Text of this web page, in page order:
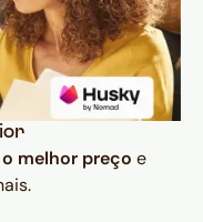
melhor preço e